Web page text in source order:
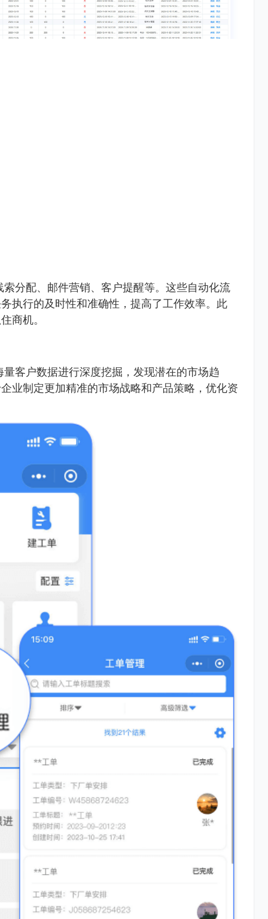
分配、邮件营销、客户提醒等。这些自动化流
执行的及时性和准确性，提高了工作效率。此
商机。
客户数据进行深度挖掘，发现潜在的市场趋
业制定更加精准的市场战略和产品策略，优化资